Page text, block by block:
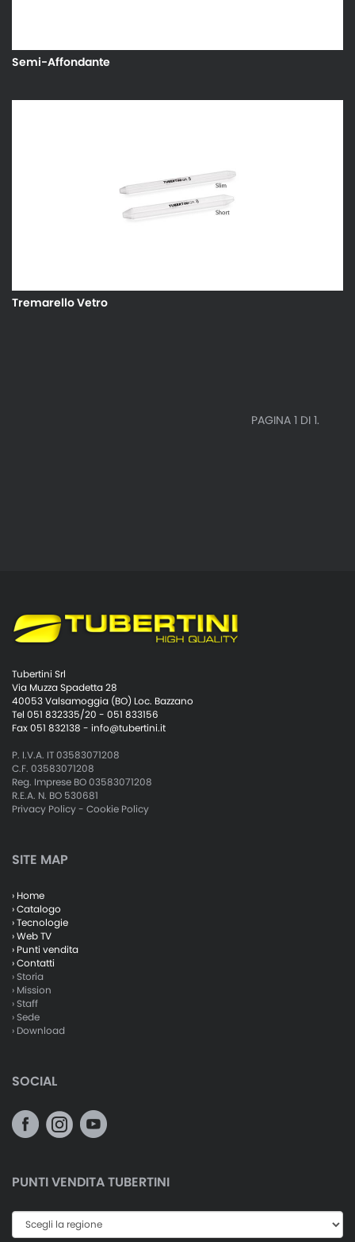
Semi-Affondante
Tremarello Vetro
PAGINA 1 DI 1.
Tubertini Srl
Via Muzza Spadetta 28
40053 Valsamoggia (BO) Loc. Bazzano
Tel 051 832335/20 - 051 833156
Fax 051 832138 - info@tubertini.it
P. I.V.A. IT 03583071208
C.F. 03583071208
Reg. Imprese BO 03583071208
R.E.A. N. BO 530681
Privacy Policy- Cookie Policy
SITE MAP
› Home
› Catalogo
› Tecnologie
› Web TV
› Punti vendita
› Contatti
› Storia
› Mission
› Staff
› Sede
› Download
SOCIAL
PUNTI VENDITA TUBERTINI